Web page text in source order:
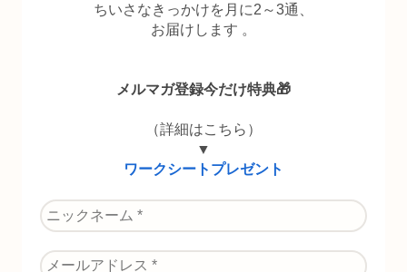
ちいさなきっかけを月に2～3通、
お届けします 。
メルマガ登録今だけ特典🎁
（詳細はこちら）
▼
ワークシートプレゼント